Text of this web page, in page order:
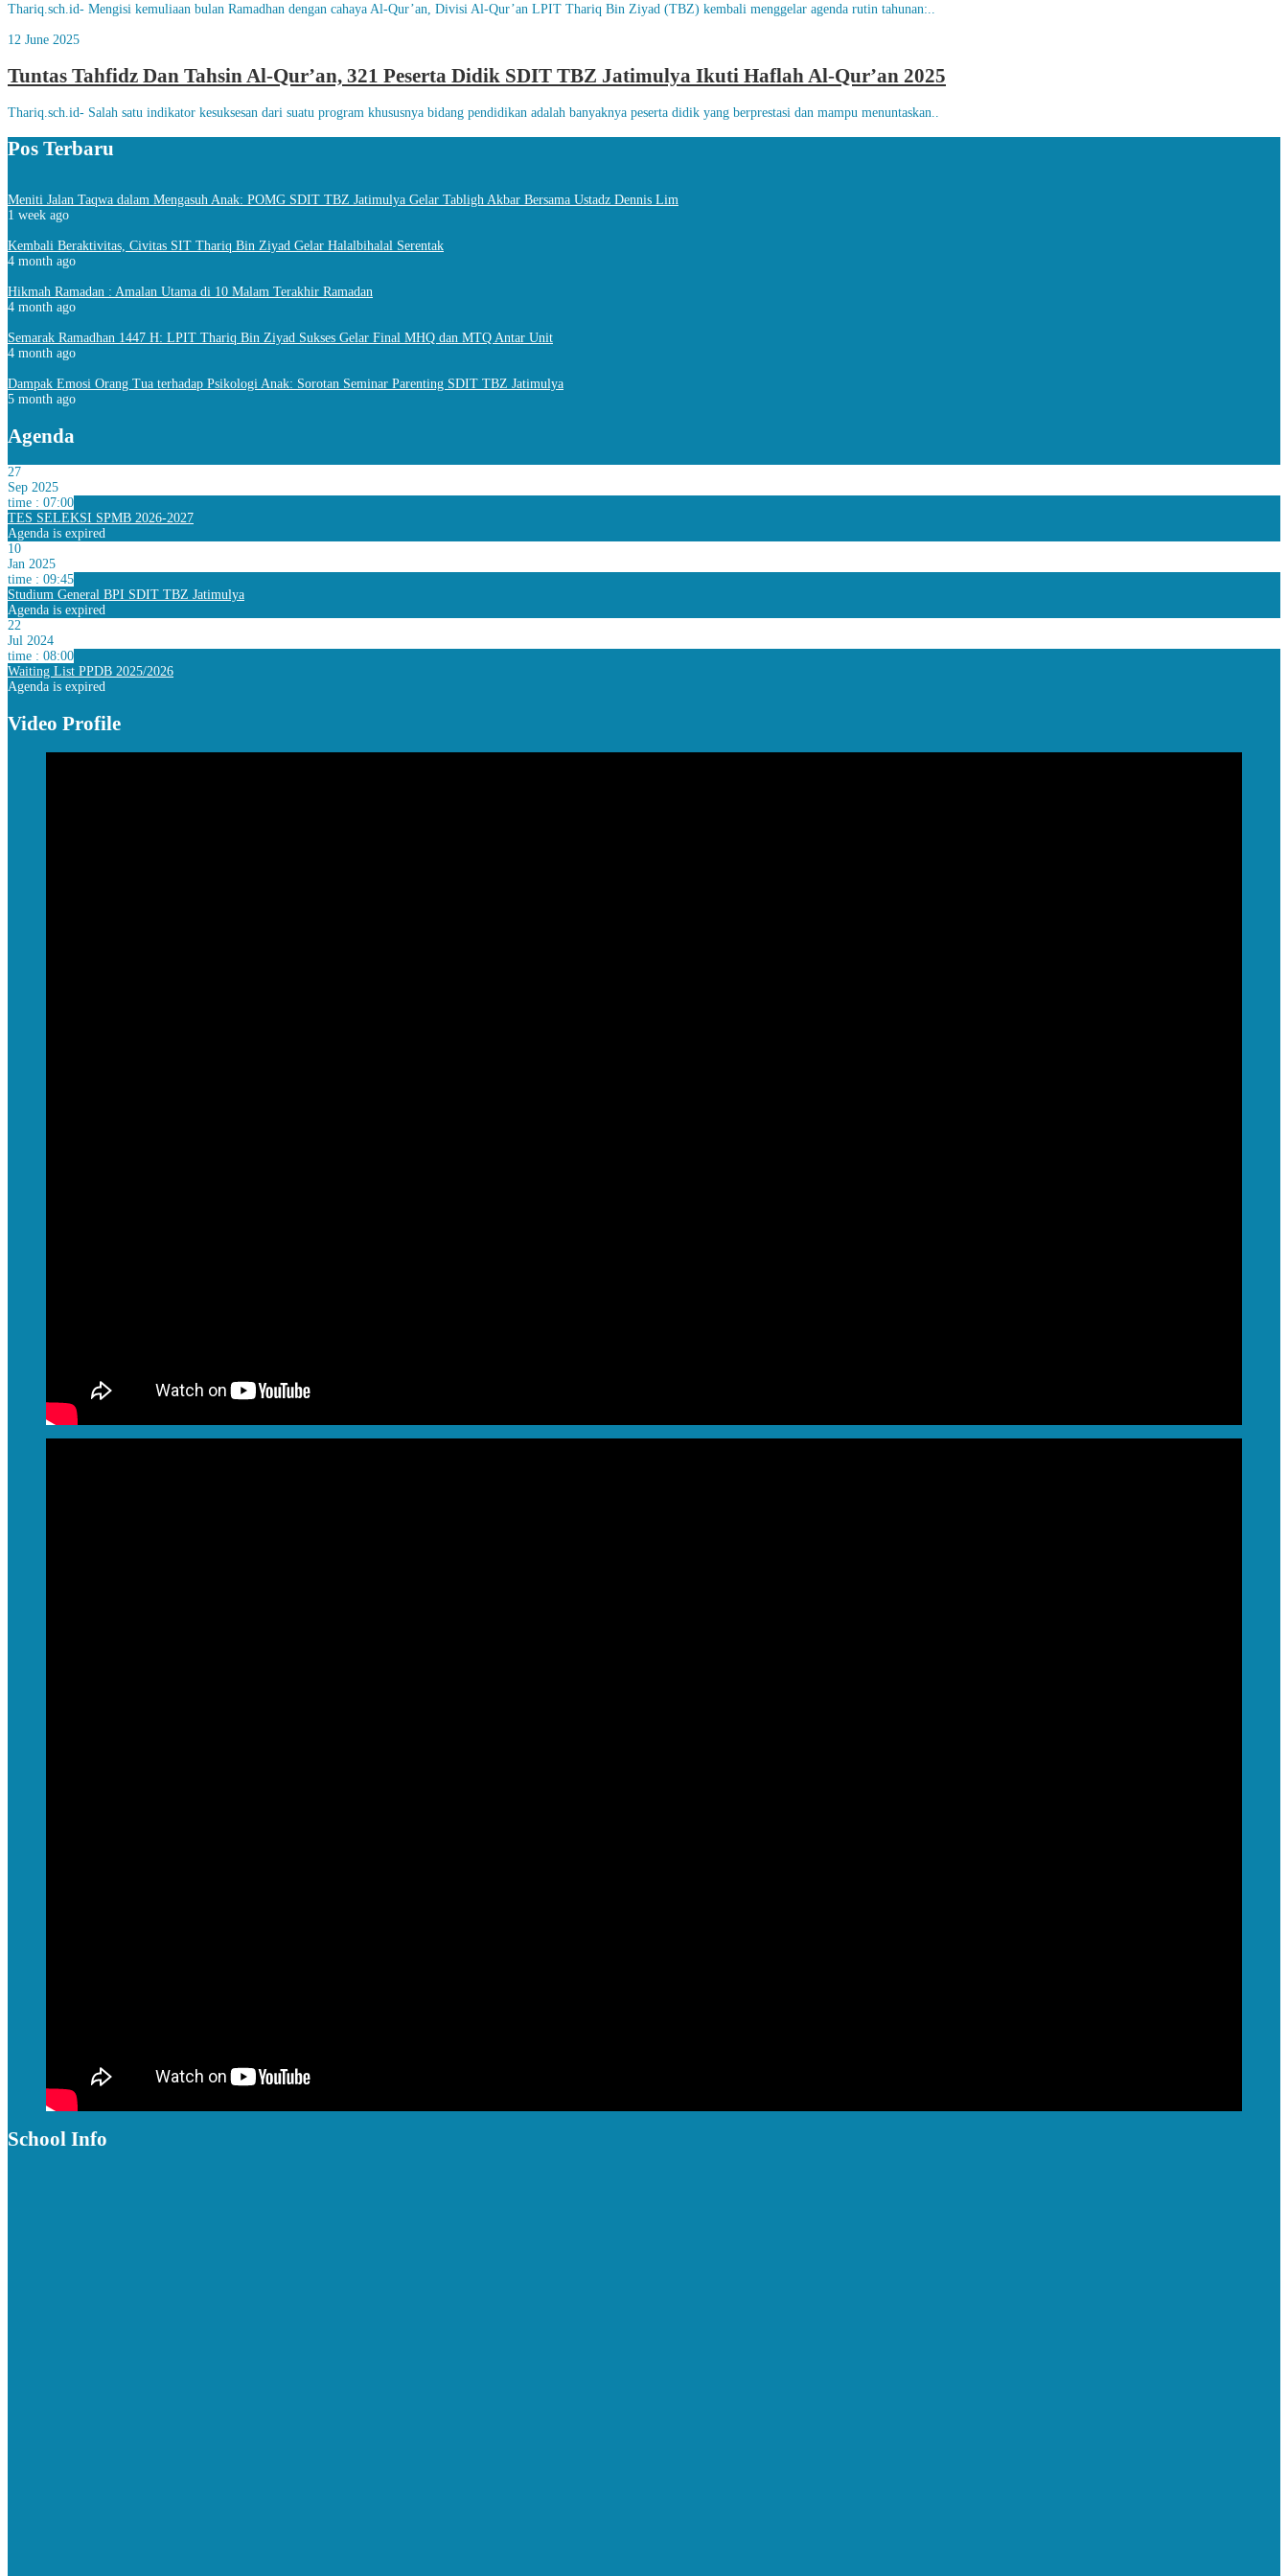
Thariq.sch.id- Mengisi kemuliaan bulan Ramadhan dengan cahaya Al-Qur’an, Divisi Al-Qur’an LPIT Thariq Bin Ziyad (TBZ) kembali menggelar agenda rutin tahunan:..
12 June 2025
Tuntas Tahfidz Dan Tahsin Al-Qur’an, 321 Peserta Didik SDIT TBZ Jatimulya Ikuti Haflah Al-Qur’an 2025
Thariq.sch.id- Salah satu indikator kesuksesan dari suatu program khususnya bidang pendidikan adalah banyaknya peserta didik yang berprestasi dan mampu menuntaskan..
Pos Terbaru
Meniti Jalan Taqwa dalam Mengasuh Anak: POMG SDIT TBZ Jatimulya Gelar Tabligh Akbar Bersama Ustadz Dennis Lim
1 week ago
Kembali Beraktivitas, Civitas SIT Thariq Bin Ziyad Gelar Halalbihalal Serentak
4 month ago
Hikmah Ramadan : Amalan Utama di 10 Malam Terakhir Ramadan
4 month ago
Semarak Ramadhan 1447 H: LPIT Thariq Bin Ziyad Sukses Gelar Final MHQ dan MTQ Antar Unit
4 month ago
Dampak Emosi Orang Tua terhadap Psikologi Anak: Sorotan Seminar Parenting SDIT TBZ Jatimulya
5 month ago
Agenda
27
Sep 2025
time : 07:00
TES SELEKSI SPMB 2026-2027
Agenda is expired
10
Jan 2025
time : 09:45
Studium General BPI SDIT TBZ Jatimulya
Agenda is expired
22
Jul 2024
time : 08:00
Waiting List PPDB 2025/2026
Agenda is expired
Video Profile
School Info